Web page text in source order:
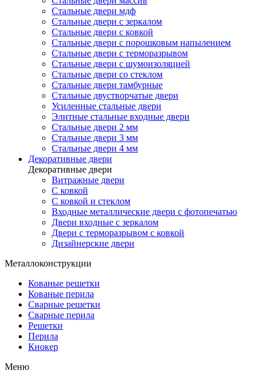
Стальные двери мдф
Стальные двери с зеркалом
Стальные двери с ковкой
Стальные двери с порошковым напылением
Стальные двери с терморазрывом
Стальные двери с шумоизоляцией
Стальные двери со стеклом
Стальные двери тамбурные
Стальные двустворчатые двери
Усиленные стальные двери
Элитные стальные входные двери
Стальные двери 2 мм
Стальные двери 3 мм
Стальные двери 4 мм
Декоративные двери
Декоративные двери
Витражные двери
С ковкой
С ковкой и стеклом
Входные металлические двери с фотопечатью
Двери входные с зеркалом
Двери с терморазрывом с ковкой
Дизайнерские двери
Металлоконструкции
Кованые решетки
Кованые перила
Сварные решетки
Сварные перила
Решетки
Перила
Кнокер
Меню